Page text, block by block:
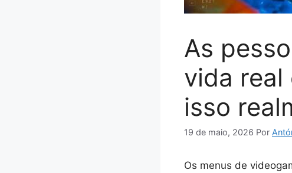
As
vida real
isso
19 de maio, 2026 Por
Os menus de